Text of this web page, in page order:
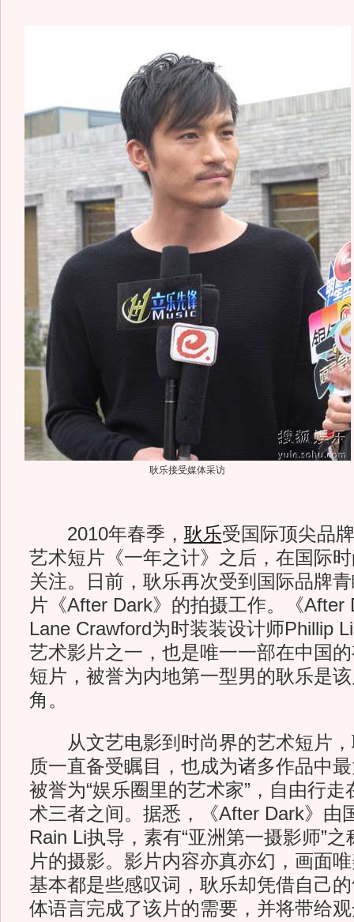
耿乐接受媒体采访
2010年春季， 耿乐受国际顶尖品
艺术短片《一年之计》之后，在国际
关注。日前，耿乐再次受到国际品牌
片《After Dark》的拍摄工作。《After
Lane Crawford为时装装设计师Phillip
艺术影片之一，也是唯一一部在中国
短片，被誉为内地第一型男的耿乐是
角。
从文艺电影到时尚界的艺术短片，
质一直备受瞩目，也成为诸多作品中
被誉为“娱乐圈里的艺术家”，自由行
术三者之间。据悉，《After Dark》由
Rain Li执导，素有“亚洲第一摄影师”
片的摄影。影片内容亦真亦幻，画面
基本都是些感叹词，耿乐却凭借自己
体语言完成了该片的需要，并将带给